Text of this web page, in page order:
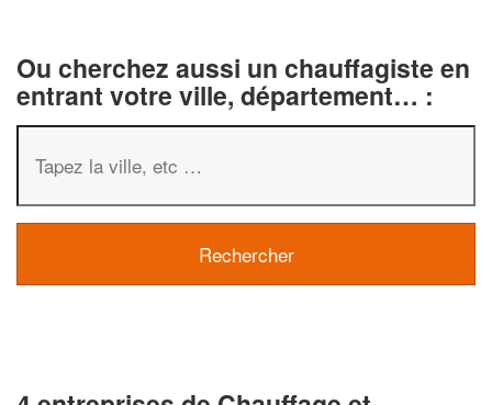
Ou cherchez aussi un chauffagiste en
entrant votre ville, département… :